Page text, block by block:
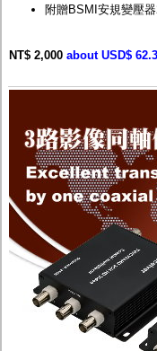
附贈BSMI安規變壓
NT$ 2,000 about USD$